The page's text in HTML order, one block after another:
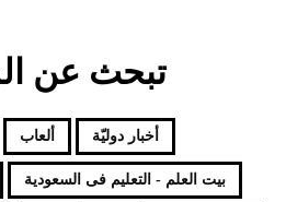
تبحث عن
أخبار دوليّة ألعاب
بيت العلم - التعليم فى السعودية